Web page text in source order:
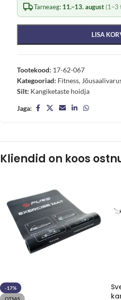
Tarneaeg: 11.–13. august (1–3
LISA
Tootekood: 17-62-067
Kategooriad: Fitness,
Silt: Kangiketaste hoidja
Jaga:
Kliendid on koos
-17%
OTSAS